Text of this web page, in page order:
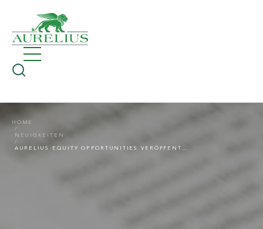
HOME
NEUIGKEITEN
AURELIUS EQUITY OPPORTUNITIES VERÖFFENTLICHT ZAHLEN ZUM 1. QUARTAL 2021: SEHR GUTER START IN DAS LAUFENDE GESCHÄFTSJAHR 2021